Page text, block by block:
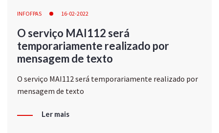
INFOFPAS 16-02-2022
O serviço MAI112 será
temporariamente realizado por
mensagem de texto
O serviço MAI112 será temporariamente realizado por
mensagem de texto
Ler mais